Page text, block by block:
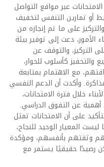
عبر مواقع التواصل
أو تمارين التنفس لتخفيف
على ما تم إنجازه من
الأمور، دعت إلى توفير بيئة
التركيز، والتوقف عن
والتحفيز كأسلوب للحوار،
مع الاهتمام بمتابعة
وأكدت أن الدعم النفسي
خلال فترة الامتحانات،
عن التفوق الدراسي.
على أن الامتحانات تمثل
المعيار الوحيد للنجاح،
وثقتهم بأنفسهم، ومؤكدة
رصيدًا حقيقيًا يستمر مع